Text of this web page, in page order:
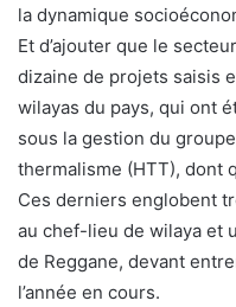
la dynamique
Et d’ajouter que le
dizaine de projets saisis
wilayas du pays, qui ont
sous la gestion du
thermalisme (HTT), dont
Ces derniers englobent
au chef-lieu de wilaya et
de Reggane, devant
l’année en cours.